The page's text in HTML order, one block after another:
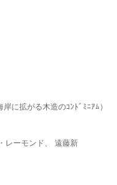
に拡がる木造のｺﾝﾄﾞﾐﾆｱﾑ）
レーモンド、 遠藤新